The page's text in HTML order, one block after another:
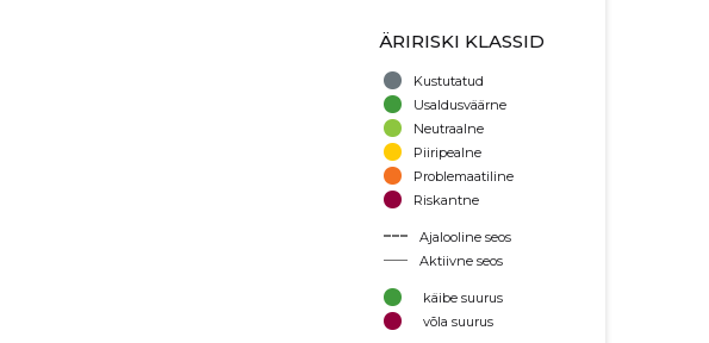
ÄRIRISKI KLASSID
Kustutatud
Usaldusväärne
Neutraalne
Piiripealne
Problemaatiline
Riskantne
Ajalooline seos
Aktiivne seos
käibe suurus
võla suurus